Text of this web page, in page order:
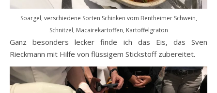
Soargel, verschiedene Sorten Schinken vom Bentheimer Schwein,
Schnitzel, Macairekartoffen, Kartoffelgraton
Ganz besonders lecker finde ich das Eis, das Sven
Rieckmann mit Hilfe von flüssigem Stickstoff zubereitet.